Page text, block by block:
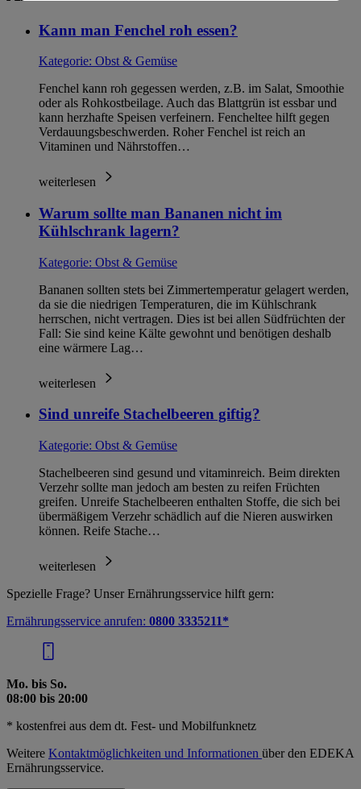
Kann man Fenchel roh essen?
Kategorie: Obst & Gemüse
Fenchel kann roh gegessen werden, z.B. im Salat, Smoothie
oder als Rohkostbeilage. Auch das Blattgrün ist essbar und
kann herzhafte Speisen verfeinern. Fencheltee hilft gegen
Verdauungsbeschwerden. Roher Fenchel ist reich an
Vitaminen und Nährstoffen…
weiterlesen
Warum sollte man Bananen nicht im
Kühlschrank lagern?
Kategorie: Obst & Gemüse
Bananen sollten stets bei Zimmertemperatur gelagert werden,
da sie die niedrigen Temperaturen, die im Kühlschrank
herrschen, nicht vertragen. Dies ist bei allen Südfrüchten der
Fall: Sie sind keine Kälte gewohnt und benötigen deshalb
eine wärmere Lag…
weiterlesen
Sind unreife Stachelbeeren giftig?
Kategorie: Obst & Gemüse
Stachelbeeren sind gesund und vitaminreich. Beim direkten
Verzehr sollte man jedoch am besten zu reifen Früchten
greifen. Unreife Stachelbeeren enthalten Stoffe, die sich bei
übermäßigem Verzehr schädlich auf die Nieren auswirken
können. Reife Stache…
weiterlesen
Spezielle Frage? Unser Ernährungsservice hilft gern:
Ernährungsservice anrufen: 0800 3335211*
Mo. bis So.
08:00 bis 20:00
* kostenfrei aus dem dt. Fest- und Mobilfunknetz
Weitere Kontaktmöglichkeiten und Informationen über den EDEKA
Ernährungsservice.